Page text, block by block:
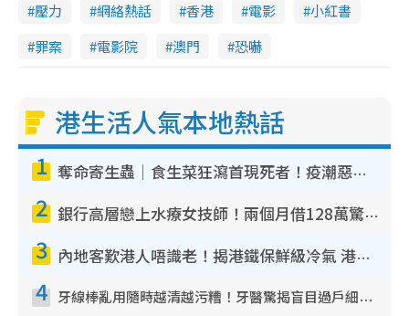
壓力 網絡熱話 香港 電影
小紅書
罪案
電影院 澳門 恐嚇
港生活人氣本地熱話
1 奪命寄生蟲｜食生菜狂瀉首現死者！疫潮惡化錄1.8萬宗病例 揭洗菜3大謬誤
2 銀行高層戀上水療女技師！兩個月借128萬驚覺「沉船」沉落火海 揭背後疑似邪教操控賣淫
3 內地客歎港人唔識老！揭港鐵保鮮級冷氣 港人求放過：咪投訴
4 牙線棒亂用隨時越清越污糟！牙醫驚揭盲目過戶細菌恐致蛀牙：呢種先係日常真保養